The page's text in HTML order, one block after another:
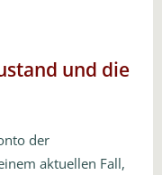
und die
der
aktuellen Fall,